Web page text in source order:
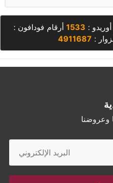
:
1533 أرقام فودافون :
:
4911687
وعروضنا